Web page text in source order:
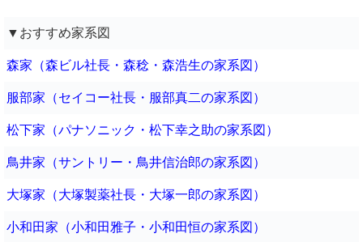
▼おすすめ家系図
森家（森ビル社長・森稔・森浩生の家系図）
服部家（セイコー社長・服部真二の家系図）
松下家（パナソニック・松下幸之助の家系図）
鳥井家（サントリー・鳥井信治郎の家系図）
大塚家（大塚製薬社長・大塚一郎の家系図）
小和田家（小和田雅子・小和田恒の家系図）